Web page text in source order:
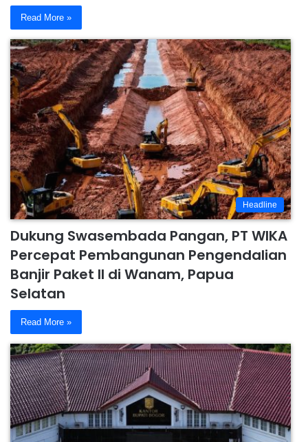
Read More »
Headline
Dukung Swasembada Pangan, PT WIKA
Percepat Pembangunan Pengendalian
Banjir Paket II di Wanam, Papua
Selatan
Read More »